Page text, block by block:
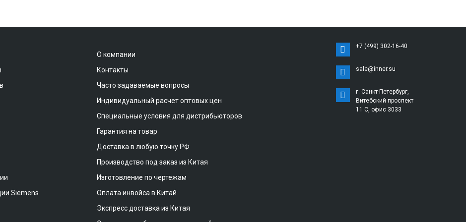
Siemens
О компании
Контакты
Часто задаваемые вопросы
Индивидуальный расчет оптовых цен
Специальные условия для дистрибьюторов
Гарантия на товар
Доставка в любую точку РФ
Производство под заказ из Китая
Изготовление по чертежам
Оплата инвойса в Китай
Экспресс доставка из Китая
+7 (499) 302-16-40
sale@inner.su
г. Санкт-Петербург,
Витебский проспект
11 С, офис 3033